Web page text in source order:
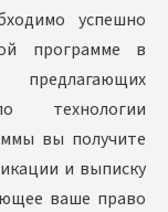
успешно
программе в
технологии
вы получите
и выписку
ваше право